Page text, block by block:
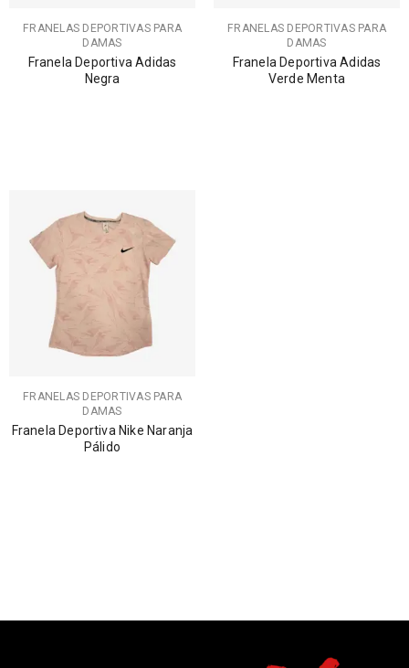
FRANELAS DEPORTIVAS PARA
DAMAS
Franela Deportiva Adidas
Negra
FRANELAS DEPORTIVAS PARA
DAMAS
Franela Deportiva Adidas
Verde Menta
FRANELAS DEPORTIVAS PARA
DAMAS
Franela Deportiva Nike Naranja
Pálido